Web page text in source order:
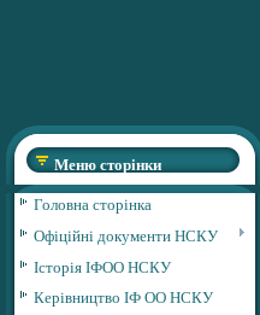
Меню сторінки
Головна сторінка
Офіційні документи НСКУ
Історія ІФОО НСКУ
Керівництво ІФ ОО НСКУ